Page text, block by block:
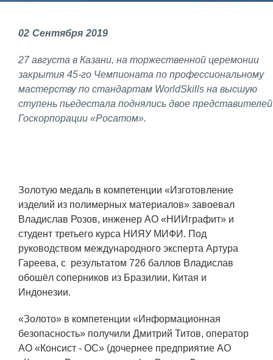
Фундаментальные и прикладные
исследования
Газодинамические исследования
Экспериментальная база
Космическая защита Земли
Аспирантура
Премии молодым ученым
Интеллектуальная собственность
Семинар «Моделирование технологий
ЯТЦ»
Препринты
Зимняя школа по физике высоких
плотностей энергий
02 Сентября 2019
27 августа в Казани, на торжественной церемонии
закрытия 45-го Чемпионата по профессиональному
мастерству по стандартам WorldSkills на высшую
ступень пьедестала поднялись двое представителей
Госкорпорации «Росатом».
Золотую медаль в компетенции «Изготовление
изделий из полимерных материалов» завоевал
Владислав Розов, инженер АО «НИИграфит» и
студент третьего курса НИЯУ МИФИ. Под
руководством международного эксперта Артура
Гареева, с результатом 726 баллов Владислав
обошёл соперников из Бразилии, Китая и
Индонезии.
«Золото» в компетенции «Информационная
безопасность» получили Дмитрий Титов, оператор
АО «Консист - ОС» (дочернее предприятие АО